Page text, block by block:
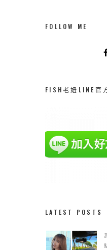
FOLLOW ME
FISH老妞LINE官
LATEST POSTS